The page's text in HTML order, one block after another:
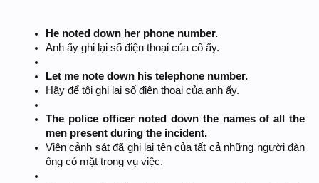
He noted down her phone number.
Anh ấy ghi lại số điện thoại của cô ấy.
Let me note down his telephone number.
Hãy để tôi ghi lại số điện thoại của anh ấy.
The police officer noted down the names of all the
men present during the incident.
Viên cảnh sát đã ghi lại tên của tất cả những người đàn
ông có mặt trong vụ việc.